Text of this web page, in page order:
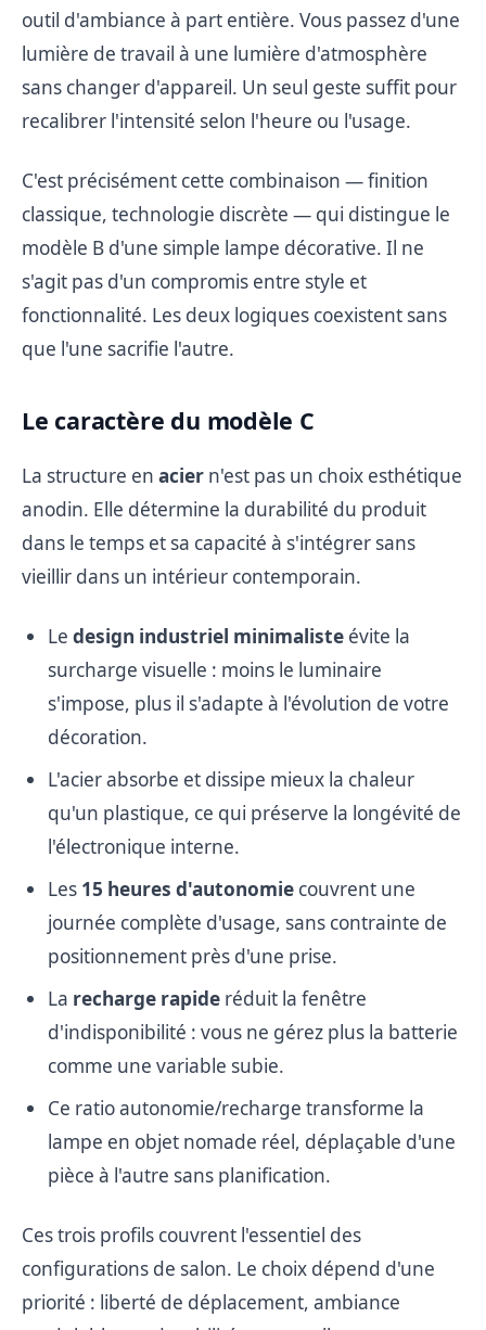
outil d'ambiance à part entière. Vous passez d'une
lumière de travail à une lumière d'atmosphère
sans changer d'appareil. Un seul geste suffit pour
recalibrer l'intensité selon l'heure ou l'usage.
C'est précisément cette combinaison — finition
classique, technologie discrète — qui distingue le
modèle B d'une simple lampe décorative. Il ne
s'agit pas d'un compromis entre style et
fonctionnalité. Les deux logiques coexistent sans
que l'une sacrifie l'autre.
Le caractère du modèle C
La structure en acier n'est pas un choix esthétique
anodin. Elle détermine la durabilité du produit
dans le temps et sa capacité à s'intégrer sans
vieillir dans un intérieur contemporain.
Le design industriel minimaliste évite la
surcharge visuelle : moins le luminaire
s'impose, plus il s'adapte à l'évolution de votre
décoration.
L'acier absorbe et dissipe mieux la chaleur
qu'un plastique, ce qui préserve la longévité de
l'électronique interne.
Les 15 heures d'autonomie couvrent une
journée complète d'usage, sans contrainte de
positionnement près d'une prise.
La recharge rapide réduit la fenêtre
d'indisponibilité : vous ne gérez plus la batterie
comme une variable subie.
Ce ratio autonomie/recharge transforme la
lampe en objet nomade réel, déplaçable d'une
pièce à l'autre sans planification.
Ces trois profils couvrent l'essentiel des
configurations de salon. Le choix dépend d'une
priorité : liberté de déplacement, ambiance